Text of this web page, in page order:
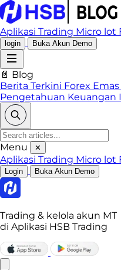
Aplikasi Trading Micro lot
login Buka Akun Demo
📄 Blog
Berita Terkini Forex Emas
Pengetahuan Keuangan
Menu ✕
Aplikasi Trading Micro lot
Login Buka Akun Demo
Trading & kelola akun MT
di Aplikasi HSB Trading